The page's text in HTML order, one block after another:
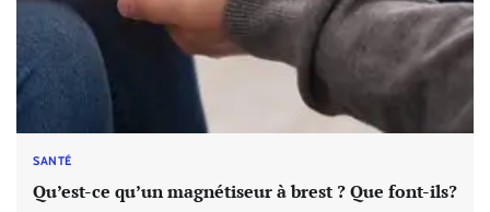
SANTÉ
Qu’est-ce qu’un magnétiseur à brest ? Que font-ils?